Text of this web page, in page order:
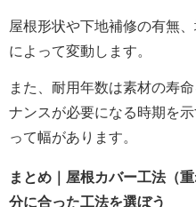
屋根形状や下地補修の有無
によって変動します。
また、耐用年数は素材の寿
ナンスが必要になる時期を
って幅があります。
まとめ｜屋根カバー工法（
分に合った工法を選ぼう